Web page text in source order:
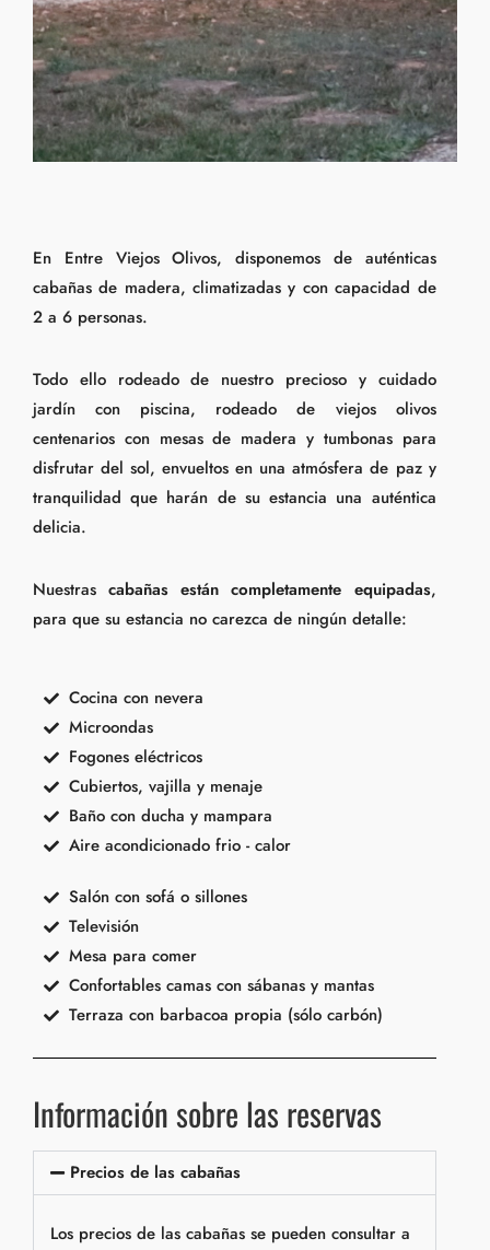
En Entre Viejos Olivos, disponemos de auténticas
cabañas de madera, climatizadas y con capacidad de
2 a 6 personas.
Todo ello rodeado de nuestro precioso y cuidado
jardín con piscina, rodeado de viejos olivos
centenarios con mesas de madera y tumbonas para
disfrutar del sol, envueltos en una atmósfera de paz y
tranquilidad que harán de su estancia una auténtica
delicia.
Nuestras cabañas están completamente equipadas,
para que su estancia no carezca de ningún detalle:
Cocina con nevera
Microondas
Fogones eléctricos
Cubiertos, vajilla y menaje
Baño con ducha y mampara
Aire acondicionado frio - calor
Salón con sofá o sillones
Televisión
Mesa para comer
Confortables camas con sábanas y mantas
Terraza con barbacoa propia (sólo carbón)
Información sobre las reservas
Precios de las cabañas
Los precios de las cabañas se pueden consultar a